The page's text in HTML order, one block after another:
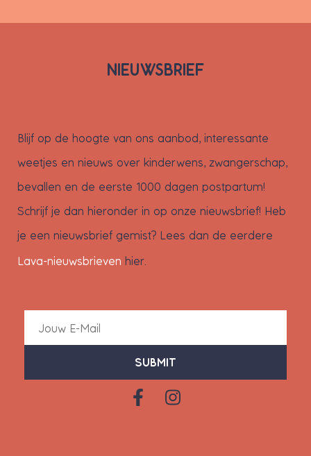
NIEUWSBRIEF
Blijf op de hoogte van ons aanbod, interessante
weetjes en nieuws over kinderwens, zwangerschap,
bevallen en de eerste 1000 dagen postpartum!
Schrijf je dan hieronder in op onze nieuwsbrief! Heb
je een nieuwsbrief gemist? Lees dan de eerdere
Lava-nieuwsbrieven hier.
SUBMIT